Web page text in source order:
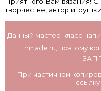
Приятного Вам вязания!
творчестве, автор
Данный мастер-класс
hmade.ru , поэтому
При частичном
ссылку